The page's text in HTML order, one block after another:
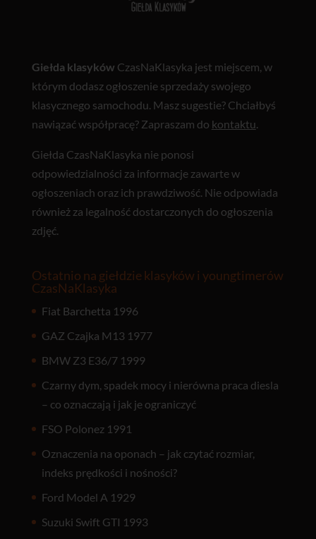
Giełda klasyków CzasNaKlasyka jest miejscem, w
którym dodasz ogłoszenie sprzedaży swojego
klasycznego samochodu. Masz sugestie? Chciałbyś
nawiązać współpracę? Zapraszam do kontaktu.
Giełda CzasNaKlasyka nie ponosi
odpowiedzialności za informacje zawarte w
ogłoszeniach oraz ich prawdziwość. Nie odpowiada
również za legalność dostarczonych do ogłoszenia
zdjęć.
Ostatnio na giełdzie klasyków i youngtimerów
CzasNaKlasyka
Fiat Barchetta 1996
GAZ Czajka M13 1977
BMW Z3 E36/7 1999
Czarny dym, spadek mocy i nierówna praca diesla
– co oznaczają i jak je ograniczyć
FSO Polonez 1991
Oznaczenia na oponach – jak czytać rozmiar,
indeks prędkości i nośności?
Ford Model A 1929
Suzuki Swift GTI 1993